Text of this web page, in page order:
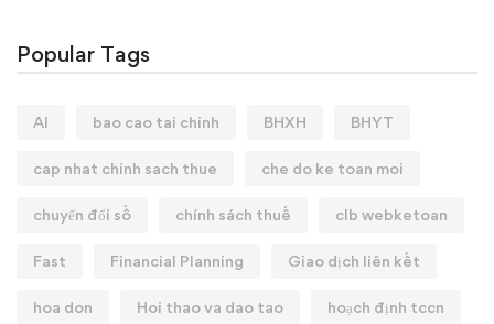
Popular Tags
AI bao cao tai chinh BHXH BHYT
cap nhat chinh sach thue che do ke toan moi
chuyển đổi số chính sách thuế clb webketoan
Fast Financial Planning Giao dịch liên kết
hoa don Hoi thao va dao tao hoạch định tccn